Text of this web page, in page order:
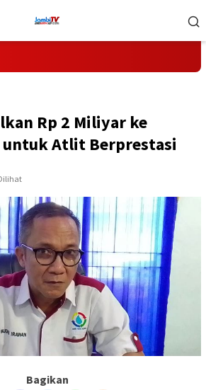
Rp 2 Miliyar ke
untuk Atlit Berprestasi
Bagikan